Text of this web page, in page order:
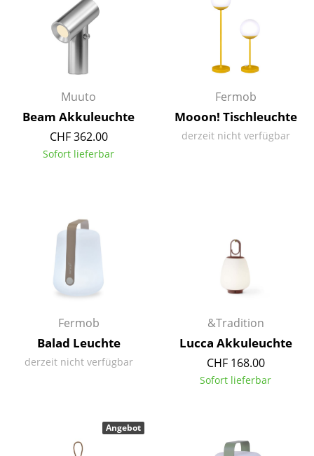
Kinderbetten
Nachttische & Bettzubehör
... alle Betten
Accessoires
Uhren
Spiegel
Tabletts
Büroutensilien
Aufbewahrungsboxen
Decken
Kissen
... alle Accessoires
Muuto
Beam Akkuleuchte
CHF 362.00
Sofort lieferbar
Fermob
Mooon! Tischleuchte
derzeit nicht verfügbar
Fermob
Balad Leuchte
derzeit nicht verfügbar
&Tradition
Lucca Akkuleuchte
CHF 168.00
Sofort lieferbar
Angebot